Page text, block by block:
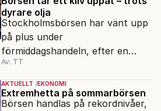
dyrare olja
Stockholmsbörsen har vänt upp
på plus under
förmiddagshandeln, efter en
inledning nedåt – trots ett högre
oljepris och AI-oro.
Av: TT
AKTUELLT EKONOMI
Extremhetta på sommarbörsen
Börsen handlas på rekordnivåer,